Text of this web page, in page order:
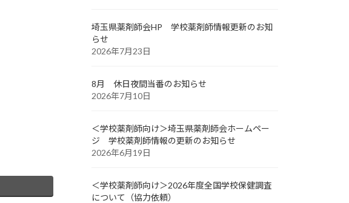
埼玉県薬剤師会HP 学校薬剤師情報更新のお知
らせ
2026年7月23日
8月 休日夜間当番のお知らせ
2026年7月10日
＜学校薬剤師向け＞埼玉県薬剤師会ホームペー
ジ 学校薬剤師情報の更新のお知らせ
2026年6月19日
＜学校薬剤師向け＞2026年度全国学校保健調査
について（協力依頼）